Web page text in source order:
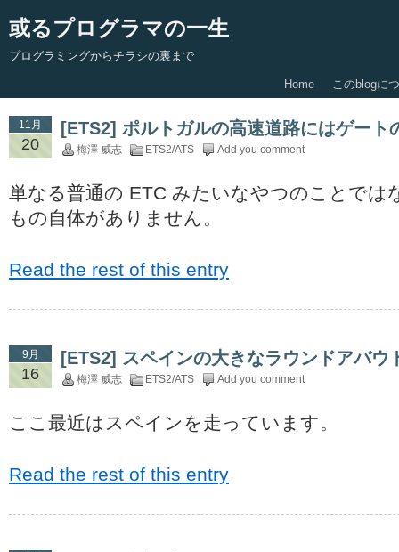
或るプログラマの一生
プログラミングからチラシの裏まで
Home このblogに
11月
20
[ETS2] ポルトガルの高速道路にはゲート
梅澤 威志 ETS2/ATS Add you comment
単なる普通の ETC みたいなやつのことでは
もの自体がありません。
Read the rest of this entry
9月
16
[ETS2] スペインの大きなラウンドアバウ
梅澤 威志 ETS2/ATS Add you comment
ここ最近はスペインを走っています。
Read the rest of this entry